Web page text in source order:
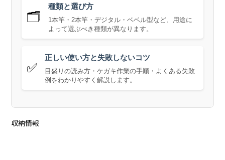
🗂️
種類と選び方
1本竿・2本竿・デジタル・ベベル型など、用途に
よって選ぶべき種類が異なります。
✅
正しい使い方と失敗しないコツ
目盛りの読み方・ケガキ作業の手順・よくある失敗
例をわかりやすく解説します。
収納情報